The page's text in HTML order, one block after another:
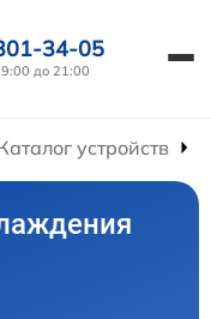
34-05
до 21:00
устройств